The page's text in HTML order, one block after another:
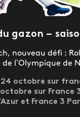
gazon –
nouveau défi :
de l’Olympique de
24 octobre sur
sur France
et France 3